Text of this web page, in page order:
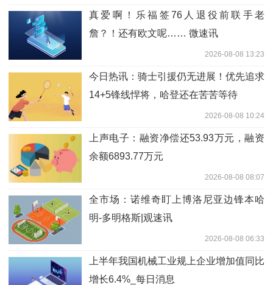
真爱啊！乐福签76人退役前联手老
詹？！还有欧文呢…… 微速讯
2026-08-08 13:23
今日热讯：骑士引援仍无进展！优先追求
14+5锋线悍将，哈登还在苦苦等待
2026-08-08 10:24
上声电子：融资净偿还53.93万元，融资
余额6893.77万元
2026-08-08 08:07
全市场：诺维奇盯上博洛尼亚边锋本哈
明-多明格斯|观速讯
2026-08-08 06:33
上半年我国机械工业规上企业增加值同比
增长6.4%_每日消息